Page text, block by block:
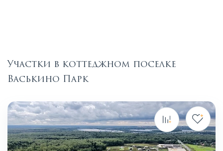
Участки в коттеджном поселке
Васькино Парк